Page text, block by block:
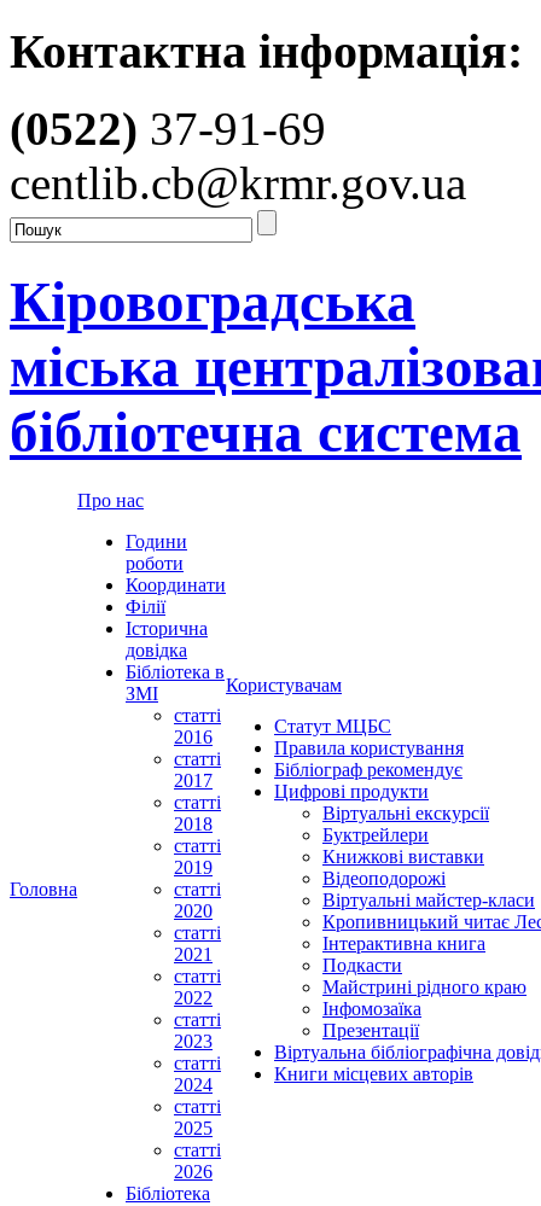
Контактна інформація:
(0522) 37-91-69
centlib.cb@krmr.gov.ua
Кіровоградська
міська
бібліотечна система
Головна
Про нас
Години
роботи
Координати
Філії
Історична
довідка
Бібліотека в
ЗМІ
статті
2016
статті
2017
статті
2018
статті
2019
статті
2020
статті
2021
статті
2022
статті
2023
статті
2024
статті
2025
статті
2026
Бібліотека
Користувачам
Статут МЦБС
Правила користування
Бібліограф рекомендує
Цифрові продукти
Віртуальні екскурсії
Буктрейлери
Книжкові виставки
Відеоподорожі
Віртуальні майстер-класи
Кропивницький читає
Інтерактивна книга
Подкасти
Майстрині рідного краю
Інфомозаїка
Презентації
Віртуальна бібліографічна
Книги місцевих авторів